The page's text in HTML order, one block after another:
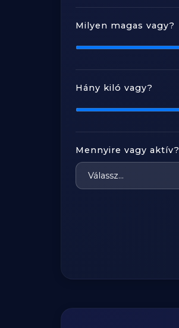
Milyen magas vagy?
Hány kiló vagy?
Mennyire vagy aktív?